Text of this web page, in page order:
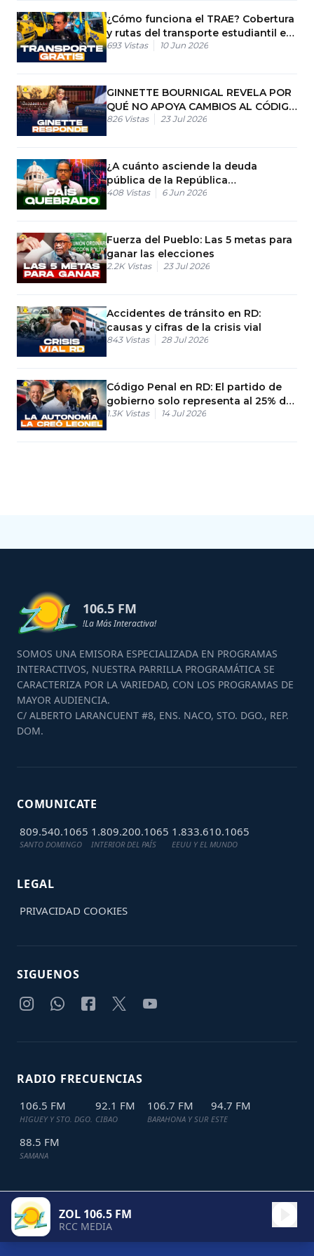
¿Cómo funciona el TRAE? Cobertura
y rutas del transporte estudiantil en
RD
693 Vistas 10 Jun 2026
GINNETTE BOURNIGAL REVELA POR
QUÉ NO APOYA CAMBIOS AL CÓDIGO
PENAL
826 Vistas 23 Jul 2026
¿A cuánto asciende la deuda
pública de la República
Dominicana?
408 Vistas 6 Jun 2026
Fuerza del Pueblo: Las 5 metas para
ganar las elecciones
2.2K Vistas 23 Jul 2026
Accidentes de tránsito en RD:
causas y cifras de la crisis vial
843 Vistas 28 Jul 2026
Código Penal en RD: El partido de
gobierno solo representa al 25% de
los votantes
1.3K Vistas 14 Jul 2026
106.5 FM
!La Más Interactiva!
SOMOS UNA EMISORA ESPECIALIZADA EN PROGRAMAS
INTERACTIVOS, NUESTRA PARRILLA PROGRAMÁTICA SE
CARACTERIZA POR LA VARIEDAD, CON LOS PROGRAMAS DE
MAYOR AUDIENCIA.
C/ ALBERTO LARANCUENT #8, ENS. NACO, STO. DGO., REP.
DOM.
COMUNICATE
809.540.1065
SANTO DOMINGO
1.809.200.1065
INTERIOR DEL PAÍS
1.833.610.1065
EEUU Y EL MUNDO
LEGAL
PRIVACIDAD COOKIES
SIGUENOS
RADIO FRECUENCIAS
106.5 FM
HIGUEY Y STO. DGO.
92.1 FM
CIBAO
106.7 FM
BARAHONA Y SUR
94.7 FM
ESTE
88.5 FM
SAMANA
TODOS LOS DERECHOS RESERVADOS © 2024
ZOL 106.5 FM
RCC MEDIA